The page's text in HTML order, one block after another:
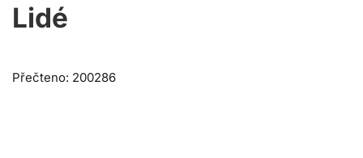
Lidé
Přečteno: 200286